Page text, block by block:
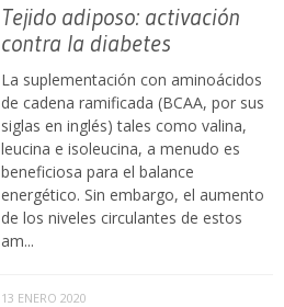
Tejido adiposo: activación
contra la diabetes
La suplementación con aminoácidos
de cadena ramificada (BCAA, por sus
siglas en inglés) tales como valina,
leucina e isoleucina, a menudo es
beneficiosa para el balance
energético. Sin embargo, el aumento
de los niveles circulantes de estos
am...
13 ENERO 2020